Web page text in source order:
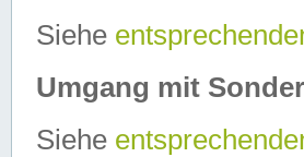
Siehe
Umgang mit
Siehe